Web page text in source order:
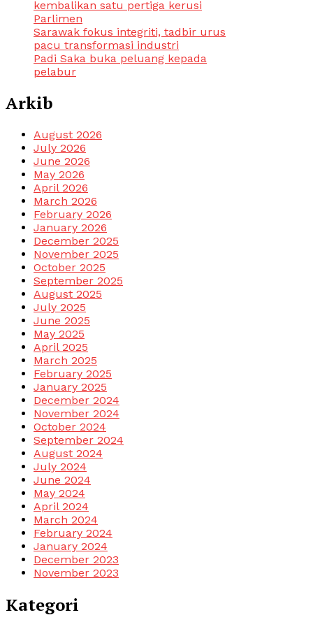
kembalikan satu pertiga kerusi
Parlimen
Sarawak fokus integriti, tadbir urus
pacu transformasi industri
Padi Saka buka peluang kepada
pelabur
Arkib
August 2026
July 2026
June 2026
May 2026
April 2026
March 2026
February 2026
January 2026
December 2025
November 2025
October 2025
September 2025
August 2025
July 2025
June 2025
May 2025
April 2025
March 2025
February 2025
January 2025
December 2024
November 2024
October 2024
September 2024
August 2024
July 2024
June 2024
May 2024
April 2024
March 2024
February 2024
January 2024
December 2023
November 2023
Kategori